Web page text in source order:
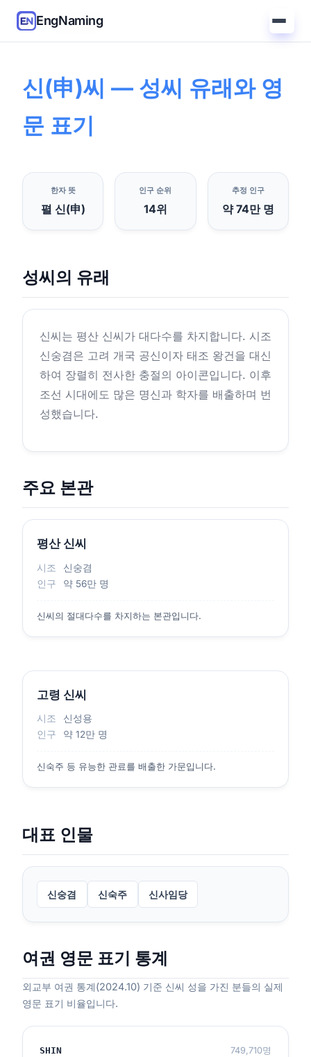
EngNaming
홈/가이드/신씨 유래
신(申)씨 — 성씨 유래와 영
문 표기
한자 뜻
펼 신(申)
인구 순위
14위
추정 인구
약 74만 명
성씨의 유래
신씨는 평산 신씨가 대다수를 차지합니다. 시조
신숭겸은 고려 개국 공신이자 태조 왕건을 대신
하여 장렬히 전사한 충절의 아이콘입니다. 이후
조선 시대에도 많은 명신과 학자를 배출하며 번
성했습니다.
주요 본관
평산 신씨
시조
신숭겸
인구
약 56만 명
신씨의 절대다수를 차지하는 본관입니다.
고령 신씨
시조
신성용
인구
약 12만 명
신숙주 등 유능한 관료를 배출한 가문입니다.
대표 인물
신숭겸 신숙주 신사임당
여권 영문 표기 통계
외교부 여권 통계(2024.10) 기준 신씨 성을 가진 분들의 실제
영문 표기 비율입니다.
SHIN
749,710명